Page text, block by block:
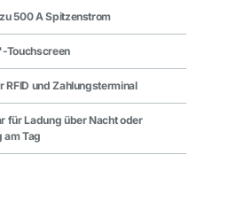
500 A Spitzenstrom
Touchscreen
RFID und Zahlungsterminal
für Ladung über Nacht oder
am Tag